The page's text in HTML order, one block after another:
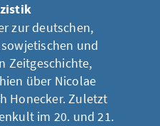
zur deutschen,
und
Zeitgeschichte,
über Nicolae
Honecker. Zuletzt
im 20. und 21.